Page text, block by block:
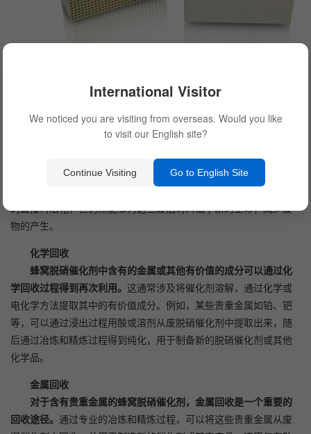
物理再利用
当蜂窝脱硝催化剂因为结构损坏或严重失活无法通过再生或再
活化恢复功能时，可以考虑将其作为原材料在其他方面再利用。
如，废旧脱硝催化剂可以被破碎后用作建筑材料的填充料，或整合
到其他产品中，如道路建设材料。这种方式虽然不涉及脱硝催化剂
的直接再活化，但仍然能够为这些废旧材料赋予新的生命，减少废
物的产生。
化学回收
蜂窝脱硝催化剂中含有的金属或其他有价值的成分可以通过化
学回收过程得到再次利用。 这通常涉及将催化剂溶解，通过化学或
电化学方法提取其中的有价值成分。例如，某些贵重金属如铂、钯
等，可以通过浸出过程用酸或溶剂从废脱硝催化剂中提取出来，随
后通过冶炼和精炼过程得到纯化，用于制备新的脱硝催化剂或其他
化学品。
金属回收
对于含有贵重金属的蜂窝脱硝催化剂，金属回收是一个重要的
回收途径。 通过专业的冶炼和精炼过程，可以将这些贵重金属从废
International Visitor
We noticed you are visiting from overseas. Would you like
to visit our English site?
Continue Visiting Go to English Site